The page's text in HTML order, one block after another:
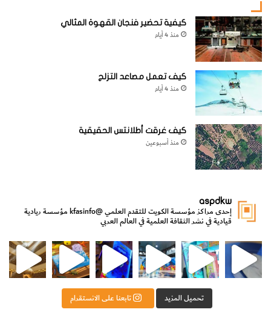
كيفية تحضير فنجان القهوة المثالي
منذ 4 أيام
كيف تعمل مصاعد التزلج
منذ 4 أيام
كيف غرقت أطلانتس الحقيقية
منذ أسبوعين
aspdkw
إحدى مراكز مؤسسة الكويت للتقدم العلمي@kfasinfo مؤسسة ريادية
قيادية في نشر الثقافة العلمية في العالم العربي
لشؤون الش
من الأعماق نكتشف ومن الكتب نتعلّم
⁨ ⁨ نتشرف بدعوتكم لزيارة جناح التقدم العلمي للنشر ⁨ رجعنا! ما كنّا بعيد! مجهزين لكم كل جديد!⁩
تحميل المزيد تابعنا على الانستقرام